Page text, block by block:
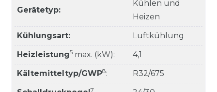
Gerätetyp:
Kühlen und
Heizen
Kühlungsart: Luftkühlung
Heizleistung5 max. (kW): 4,1
Kältemitteltyp/GWP8: R32/675
7